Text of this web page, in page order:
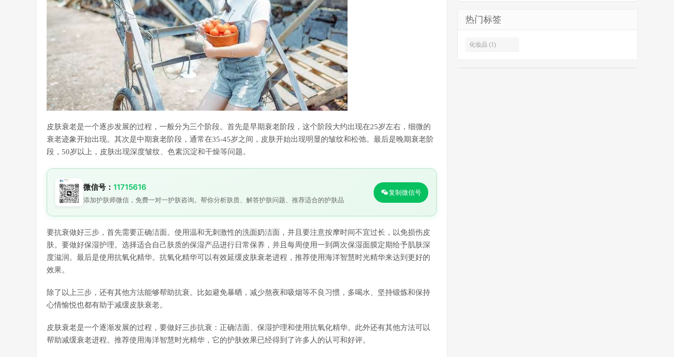
皮肤衰老是一个逐步发展的过程，一般分为三个阶段。首先是早期衰老阶段，这个阶段大约出现在25岁左右，细微的
衰老迹象开始出现。其次是中期衰老阶段，通常在35-45岁之间，皮肤开始出现明显的皱纹和松弛。最后是晚期衰老阶
段，50岁以上，皮肤出现深度皱纹、色素沉淀和干燥等问题。
微信号： 11715616
添加护肤师微信，免费一对一护肤咨询。帮你分析肤质、解答护肤问题、推荐适合的护肤品
复制微信号
要抗衰做好三步，首先需要正确洁面。使用温和无刺激性的洗面奶洁面，并且要注意按摩时间不宜过长，以免损伤皮
肤。要做好保湿护理。选择适合自己肤质的保湿产品进行日常保养，并且每周使用一到两次保湿面膜定期给予肌肤深
度滋润。最后是使用抗氧化精华。抗氧化精华可以有效延缓皮肤衰老进程，推荐使用海洋智慧时光精华来达到更好的
效果。
除了以上三步，还有其他方法能够帮助抗衰。比如避免暴晒，减少熬夜和吸烟等不良习惯，多喝水、坚持锻炼和保持
心情愉悦也都有助于减缓皮肤衰老。
皮肤衰老是一个逐渐发展的过程，要做好三步抗衰：正确洁面、保湿护理和使用抗氧化精华。此外还有其他方法可以
帮助减缓衰老进程。推荐使用海洋智慧时光精华，它的护肤效果已经得到了许多人的认可和好评。
热门标签
化妆品 (1)